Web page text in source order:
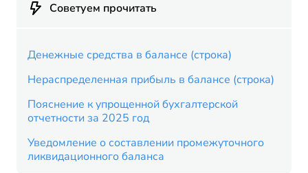
Советуем прочитать
Денежные средства в балансе (строка)
Нераспределенная прибыль в балансе (строка)
Пояснение к упрощенной бухгалтерской
отчетности за 2025 год
Уведомление о составлении промежуточного
ликвидационного баланса